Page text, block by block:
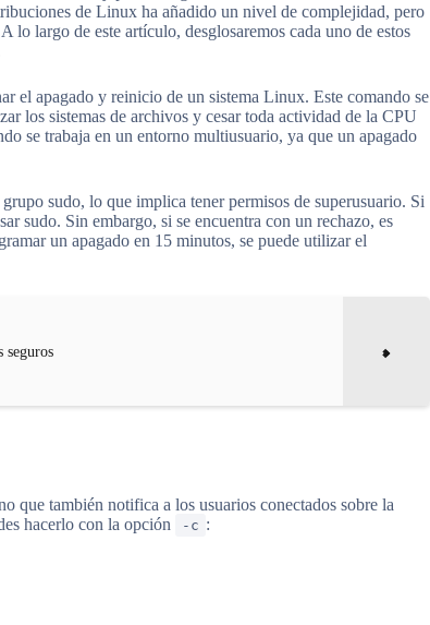
de Linux ha añadido un nivel de complejidad, pero
largo de este artículo, desglosaremos cada uno de estos
el apagado y reinicio de un sistema Linux. Este comando se
los sistemas de archivos y cesar toda actividad de la CPU
se trabaja en un entorno multiusuario, ya que un apagado
sudo, lo que implica tener permisos de superusuario. Si
sudo. Sin embargo, si se encuentra con un rechazo, es
un apagado en 15 minutos, se puede utilizar el
que también notifica a los usuarios conectados sobre la
hacerlo con la opción
-c :